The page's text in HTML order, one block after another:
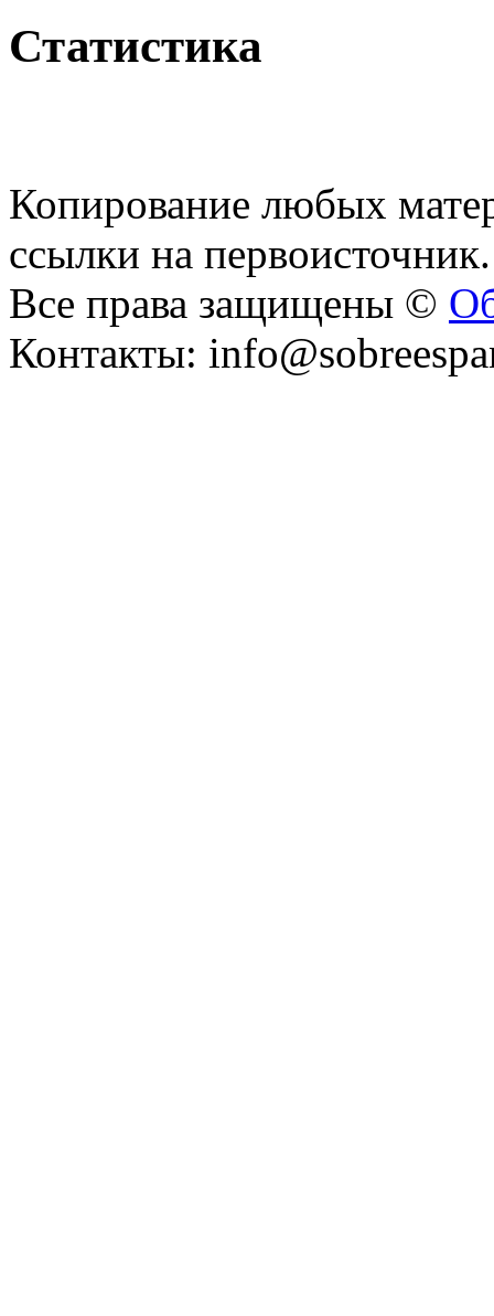
Статистика
Копирование любых
ссылки на первоисточник.
Все права защищены ©
Контакты: